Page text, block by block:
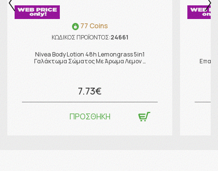
77 Coins
ΚΩΔΙΚΟΣ ΠΡΟΪΟΝΤΟΣ:24661
Nivea Body Lotion 48h Lemongrass 5in1
Γαλάκτωμα Σώματος Με Άρωμα Λεμον …
7.73€
ΠΡΟΣΘΗΚΗ